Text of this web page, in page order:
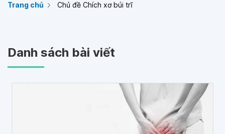
Trang chủ Chủ đề Chích xơ búi trĩ
Danh sách bài viết